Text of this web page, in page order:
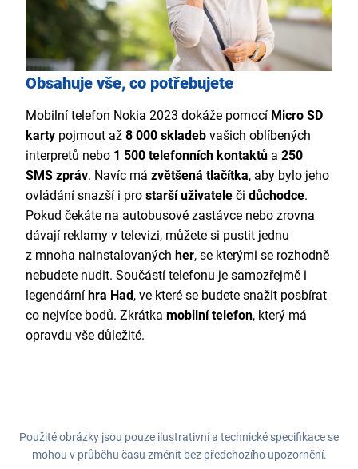
Obsahuje vše, co potřebujete
Mobilní telefon Nokia 2023 dokáže pomocí Micro SD
karty pojmout až 8 000 skladeb vašich oblíbených
interpretů nebo 1 500 telefonních kontaktů a 250
SMS zpráv. Navíc má zvětšená tlačítka, aby bylo jeho
ovládání snazší i pro starší uživatele či důchodce.
Pokud čekáte na autobusové zastávce nebo zrovna
dávají reklamy v televizi, můžete si pustit jednu
z mnoha nainstalovaných her, se kterými se rozhodně
nebudete nudit. Součástí telefonu je samozřejmě i
legendární hra Had, ve které se budete snažit posbírat
co nejvíce bodů. Zkrátka mobilní telefon, který má
opravdu vše důležité.
Použité obrázky jsou pouze ilustrativní a technické specifikace se
mohou v průběhu času změnit bez předchozího upozornění.